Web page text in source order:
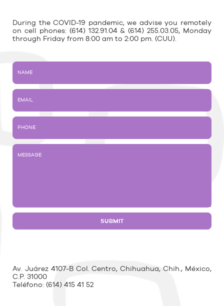
During the COVID-19 pandemic, we advise you remotely
on cell phones: (614) 132.91.04 & (614) 255.03.05, Monday
through Friday from 8:00 am to 2:00 pm. (CUU).
Av. Juárez 4107-B Col. Centro, Chihuahua, Chih., México,
C.P. 31000
Teléfono: (614) 415 41 52